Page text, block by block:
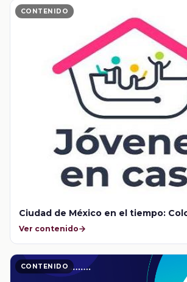
CONTENIDO
Ciudad de México en el tiempo:
Ver contenido
CONTENIDO